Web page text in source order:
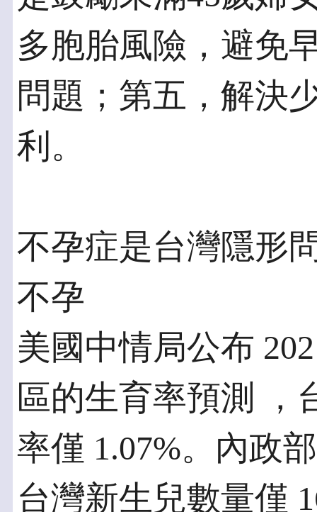
多胞胎風險，避免
問題；第五，解決
利。
不孕症是台灣隱形
不孕
美國中情局公布
區的生育率預測 ，
率僅 1.07%。內政
台灣新生兒數量僅